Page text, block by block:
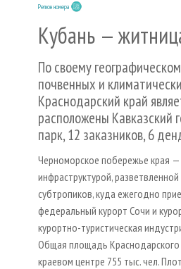
Регион номера
Кубань —
По своему
почвенных и
Краснодарский край
расположены Кавказский
парк, 12 заказников, 6
Черноморское побережье края
инфраструктурой,
субтропиков, куда ежегодно
федеральный курорт Сочи и
курортно-туристическая
Общая площадь Краснодарского
краевом центре 755 тыс. чел.